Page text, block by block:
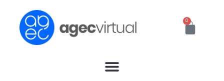
contenido
0
Cart